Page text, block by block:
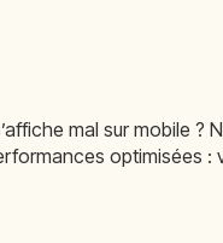
mal sur mobile
optimisées